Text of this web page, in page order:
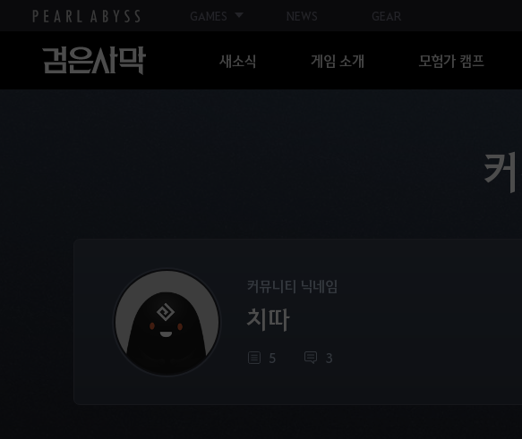
GAMES NEWS GEAR
새소식 게임 소개 모험가 캠프
커뮤니티 닉네임
치따
5 3